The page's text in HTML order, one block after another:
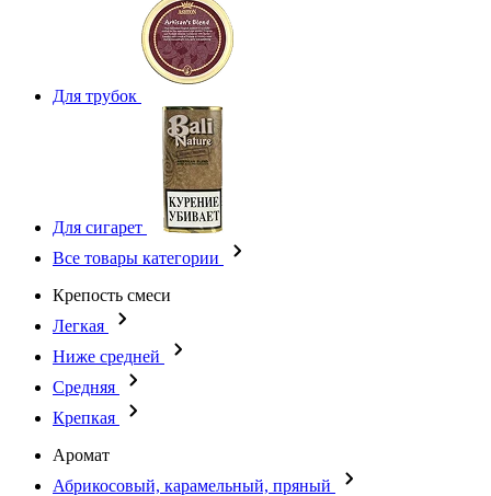
Для трубок
Для сигарет
Все товары категории
Крепость смеси
Легкая
Ниже средней
Средняя
Крепкая
Аромат
Абрикосовый, карамельный, пряный